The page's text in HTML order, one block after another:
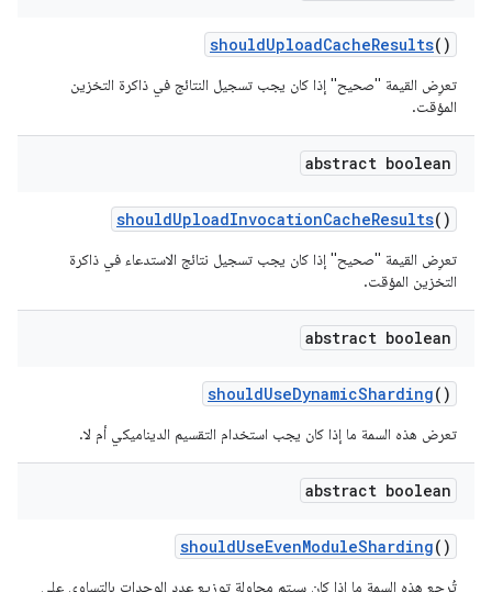
shouldUploadCacheResults()
تعرِض القيمة "صحيح" إذا كان يجب تسجيل النتائج في ذاكرة التخزين
المؤقت.
abstract boolean
shouldUploadInvocationCacheResults()
تعرِض القيمة "صحيح" إذا كان يجب تسجيل نتائج الاستدعاء في ذاكرة
التخزين المؤقت.
abstract boolean
shouldUseDynamicSharding()
تعرض هذه السمة ما إذا كان يجب استخدام التقسيم الديناميكي أم لا.
abstract boolean
shouldUseEvenModuleSharding()
تُرجع هذه السمة ما إذا كان سيتم محاولة توزيع عدد الوحدات بالتساوي على